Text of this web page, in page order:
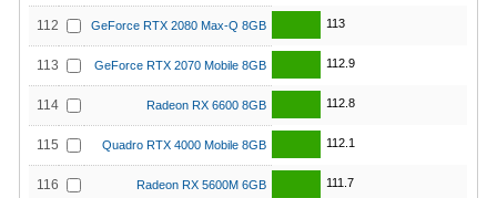
112 GeForce RTX 2080 Max-Q 8GB 113
113 GeForce RTX 2070 Mobile 8GB 112.9
114 Radeon RX 6600 8GB 112.8
115 Quadro RTX 4000 Mobile 8GB 112.1
116 Radeon RX 5600M 6GB 111.7